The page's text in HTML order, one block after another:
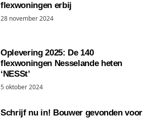
flexwoningen erbij
28 november 2024
Oplevering 2025: De 140
flexwoningen Nesselande heten
‘NESSt’
5 oktober 2024
Schrijf nu in! Bouwer gevonden voor